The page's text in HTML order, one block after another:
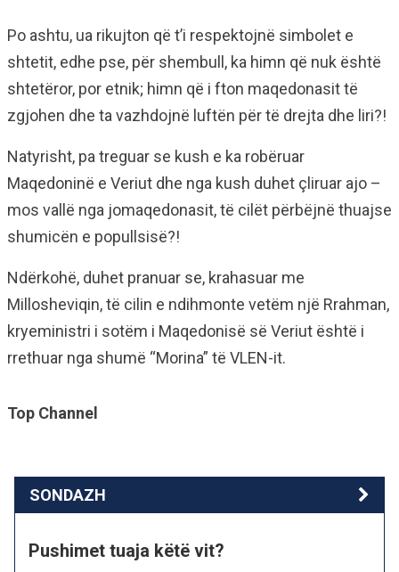
Po ashtu, ua rikujton që t’i respektojnë simbolet e
shtetit, edhe pse, për shembull, ka himn që nuk është
shtetëror, por etnik; himn që i fton maqedonasit të
zgjohen dhe ta vazhdojnë luftën për të drejta dhe liri?!
Natyrisht, pa treguar se kush e ka robëruar
Maqedoninë e Veriut dhe nga kush duhet çliruar ajo –
mos vallë nga jomaqedonasit, të cilët përbëjnë thuajse
shumicën e popullsisë?!
Ndërkohë, duhet pranuar se, krahasuar me
Millosheviqin, të cilin e ndihmonte vetëm një Rrahman,
kryeministri i sotëm i Maqedonisë së Veriut është i
rrethuar nga shumë “Morina” të VLEN-it.
Top Channel
SONDAZH
Pushimet tuaja këtë vit?